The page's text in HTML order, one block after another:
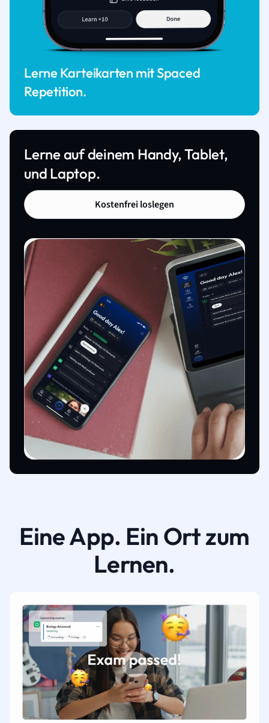
Lerne Karteikarten mit Spaced
Repetition.
Lerne auf deinem Handy, Tablet,
und Laptop.
Kostenfrei loslegen
Eine App. Ein Ort zum
Lernen.